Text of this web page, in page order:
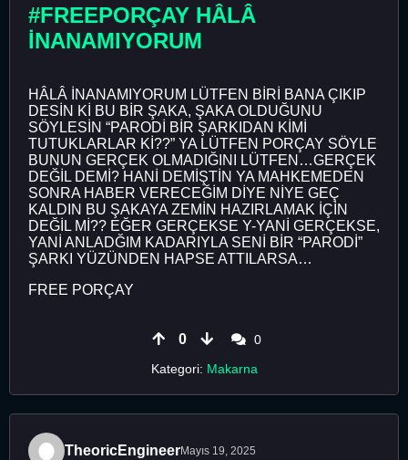
#FREEPORÇAY HÂLÂ
İNANAMIYORUM
HÂLÂ İNANAMIYORUM LÜTFEN BİRİ BANA ÇIKIP
DESİN Kİ BU BİR ŞAKA, ŞAKA OLDUĞUNU
SÖYLESİN “PARODİ BİR ŞARKIDAN KİMİ
TUTUKLARLAR Kİ??” YA LÜTFEN PORÇAY SÖYLE
BUNUN GERÇEK OLMADIĞINI LÜTFEN…GERÇEK
DEĞİL DEMİ? HANİ DEMİŞTİN YA MAHKEMEDEN
SONRA HABER VERECEĞİM DİYE NİYE GEÇ
KALDIN BU ŞAKAYA ZEMİN HAZIRLAMAK İÇİN
DEĞİL Mİ?? EĞER GERÇEKSE Y-YANİ GERÇEKSE,
YANİ ANLADĞIM KADARIYLA SENİ BİR “PARODİ”
ŞARKI YÜZÜNDEN HAPSE ATTILARSA…
FREE PORÇAY
0
0
Kategori: Makarna
TheoricEngineerMayıs 19, 2025